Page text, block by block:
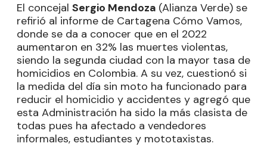
El concejal Sergio Mendoza (Alianza Verde) se
refirió al informe de Cartagena Cómo Vamos,
donde se da a conocer que en el 2022
aumentaron en 32% las muertes violentas,
siendo la segunda ciudad con la mayor tasa de
homicidios en Colombia. A su vez, cuestionó si
la medida del día sin moto ha funcionado para
reducir el homicidio y accidentes y agregó que
esta Administración ha sido la más clasista de
todas pues ha afectado a vendedores
informales, estudiantes y mototaxistas.